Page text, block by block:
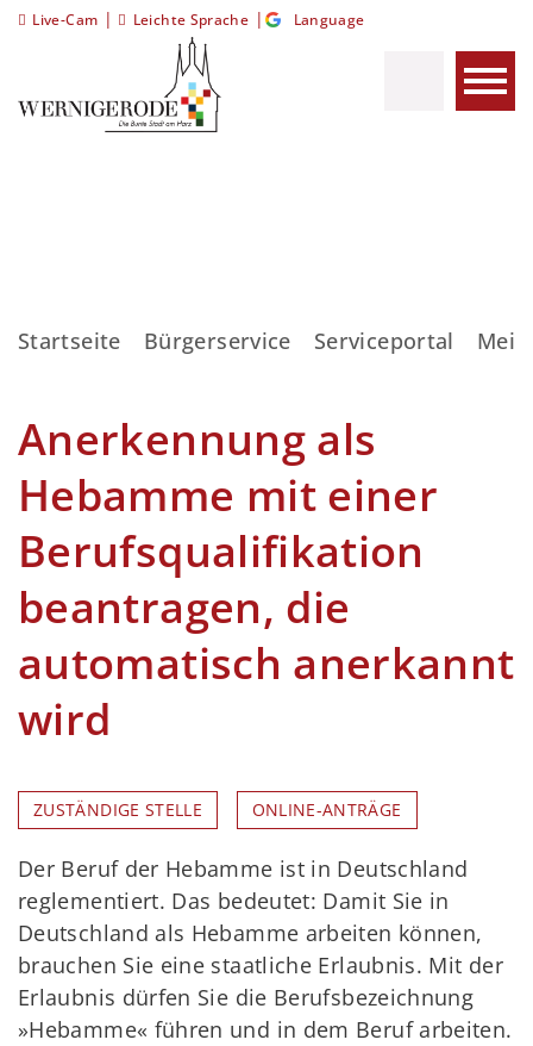
Live-Cam | Leichte Sprache | Language
Startseite Bürgerservice Serviceportal
Anerkennung als
Hebamme mit einer
Berufsqualifikation
beantragen, die
automatisch anerkannt
wird
ZUSTÄNDIGE STELLE ONLINE-ANTRÄGE
Der Beruf der Hebamme ist in Deutschland
reglementiert. Das bedeutet: Damit Sie in
Deutschland als Hebamme arbeiten können,
brauchen Sie eine staatliche Erlaubnis. Mit der
Erlaubnis dürfen Sie die Berufsbezeichnung
»Hebamme« führen und in dem Beruf arbeiten.